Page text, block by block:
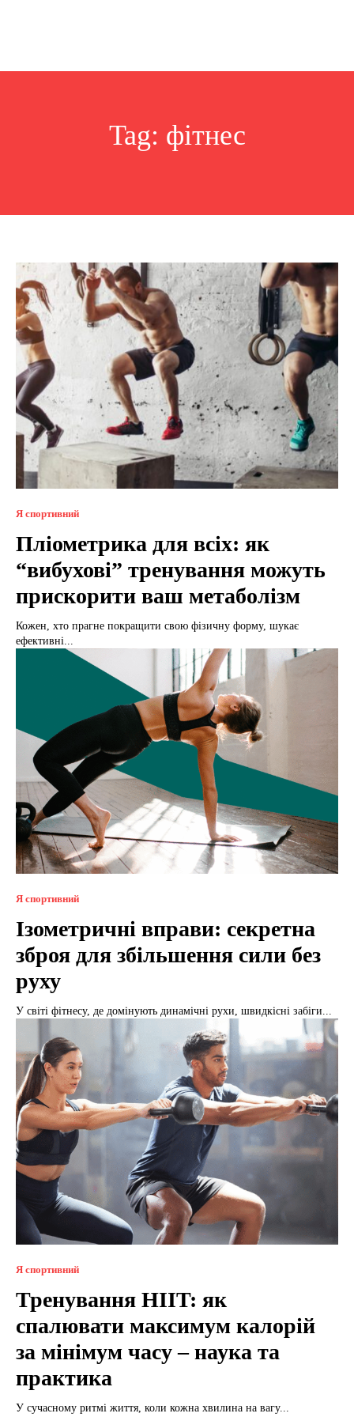
Tag: фітнес
Я спортивний
Пліометрика для всіх: як
“вибухові” тренування можуть
прискорити ваш метаболізм
Кожен, хто прагне покращити свою фізичну форму, шукає
ефективні...
Я спортивний
Ізометричні вправи: секретна
зброя для збільшення сили без
руху
У світі фітнесу, де домінують динамічні рухи, швидкісні забіги...
Я спортивний
Тренування HIIT: як
спалювати максимум калорій
за мінімум часу – наука та
практика
У сучасному ритмі життя, коли кожна хвилина на вагу...